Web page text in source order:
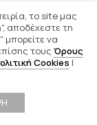
το site μας
αποδέχεστε τη
να
τους Όρους
Cookies |